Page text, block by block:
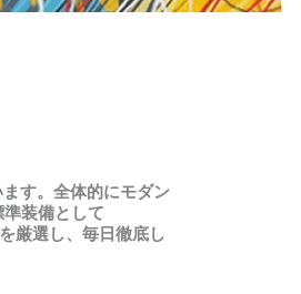
ます。全体的にモダン
準装備として
を厳選し、毎日徹底し